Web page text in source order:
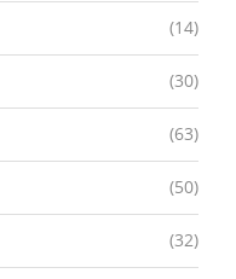
(14)
(30)
(63)
(50)
(32)